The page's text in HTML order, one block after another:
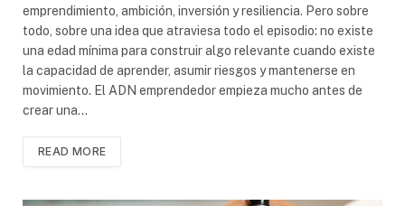
emprendimiento, ambición, inversión y resiliencia. Pero sobre
todo, sobre una idea que atraviesa todo el episodio: no existe
una edad mínima para construir algo relevante cuando existe
la capacidad de aprender, asumir riesgos y mantenerse en
movimiento. El ADN emprendedor empieza mucho antes de
crear una…
READ MORE